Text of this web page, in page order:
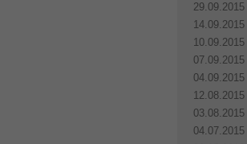
29.09.2015
14.09.2015
10.09.2015
07.09.2015
04.09.2015
12.08.2015
03.08.2015
04.07.2015